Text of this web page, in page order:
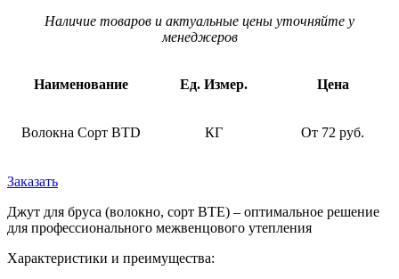
Наличие товаров и актуальные цены уточняйте у
менеджеров
Наименование Ед. Измер. Цена
Волокна Сорт BTD КГ От 72 руб.
Заказать
Джут для бруса (волокно, сорт BTE) – оптимальное решение
для профессионального межвенцового утепления
Характеристики и преимущества: